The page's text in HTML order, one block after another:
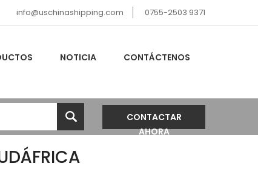
info@uschinashipping.com 0755-2503 9371
NOTICIA CONTÁCTENOS
CONTACTAR
AHORA